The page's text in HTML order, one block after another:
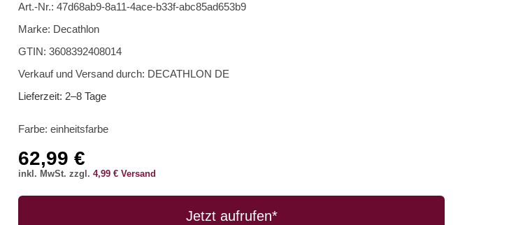
Art.-Nr.: 47d68ab9-8a11-4ace-b33f-abc85ad653b9
Marke: Decathlon
GTIN: 3608392408014
Verkauf und Versand durch: DECATHLON DE
Lieferzeit: 2–8 Tage
Farbe: einheitsfarbe
62,99 €
inkl. MwSt. zzgl. 4,99 € Versand
Jetzt aufrufen*